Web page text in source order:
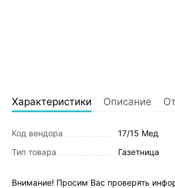
Характеристики Описание
Код вендора
17/15 Мед
Тип товара
Газетница
Внимание! Просим Вас проверять